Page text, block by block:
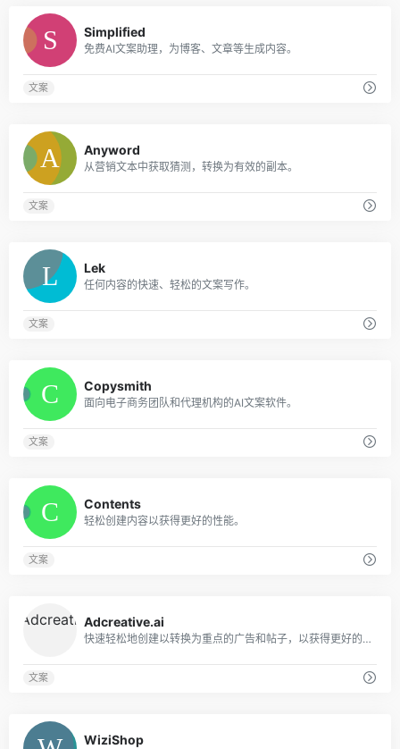
Simplified
免费AI文案助理，为博客、文章等生成内容。
文案
Anyword
从营销文本中获取猜测，转换为有效的副本。
文案
Lek
任何内容的快速、轻松的文案写作。
文案
Copysmith
面向电子商务团队和代理机构的AI文案软件。
文案
Contents
轻松创建内容以获得更好的性能。
文案
Adcreative.ai
快速轻松地创建以转换为重点的广告和帖子，以获得更好的结果。
文案
WiziShop